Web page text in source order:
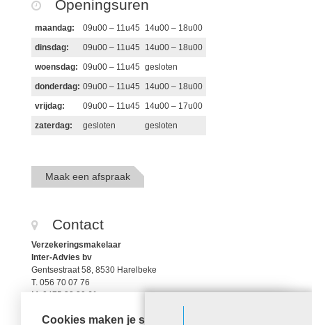
Openingsuren
maandag: 09u00 – 11u45
14u00 – 18u00
dinsdag:
09u00 – 11u45
14u00 – 18u00
woensdag: 09u00 – 11u45 gesloten
donderdag: 09u00 – 11u45
14u00 – 18u00
vrijdag:
09u00 – 11u45
14u00 – 17u00
zaterdag:
gesloten gesloten
Maak een afspraak
Contact
Verzekeringsmakelaar
Inter-Advies bv
Gentsestraat 58, 8530 Harelbeke
T. 056 70 07 76
M. 0475 32 30 61
FSMA 112799A
Cookies maken je surfervaring beter!